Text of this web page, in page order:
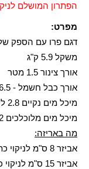
הפתרון המושלם
מפרט:
דגם פרו עם הספק
משקל 5.9 ק"ג
אורך צינור 1.5 מטר
אורך כבל חשמל - 6.5 מטר
מיכל מים נקיים 2.8 ליטר
מיכל מים מלוכלכים 2.2 ליטר
מה באריזה:
אביזר 8 ס"מ לניקוי כתמים באזור קטן של ספות או שטיחים
אביזר 15 ס"מ לניקוי כתמים באזור גדול של ספות או שטיחים